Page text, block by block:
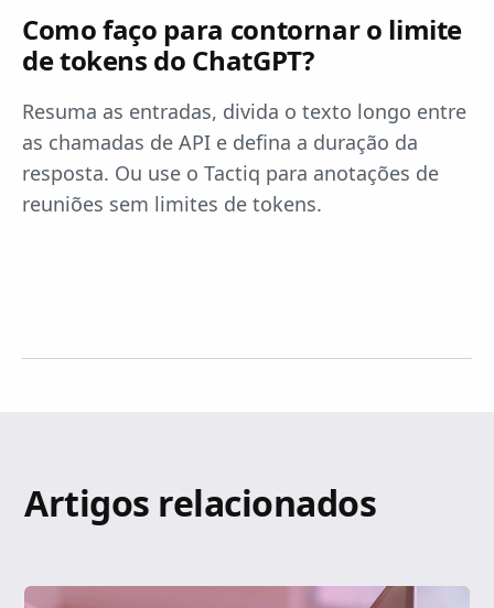
Como faço para contornar o limite
de tokens do ChatGPT?
Resuma as entradas, divida o texto longo entre
as chamadas de API e defina a duração da
resposta. Ou use o Tactiq para anotações de
reuniões sem limites de tokens.
Artigos relacionados